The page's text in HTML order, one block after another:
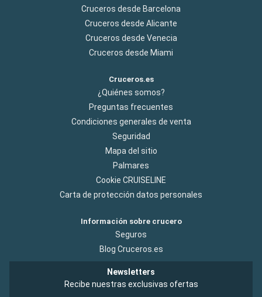
Cruceros desde Barcelona
Cruceros desde Alicante
Cruceros desde Venecia
Cruceros desde Miami
Cruceros.es
¿Quiénes somos?
Preguntas frecuentes
Condiciones generales de venta
Seguridad
Mapa del sitio
Palmares
Cookie CRUISELINE
Carta de protección datos personales
Información sobre crucero
Seguros
Blog Cruceros.es
Newsletters
Recibe nuestras exclusivas ofertas